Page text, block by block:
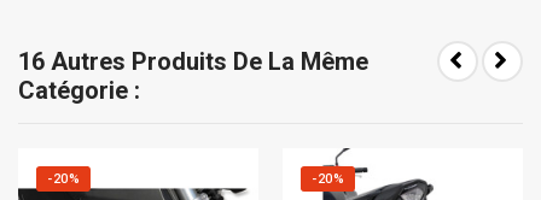
16 Autres Produits De La Même
Catégorie :
-20% -20%